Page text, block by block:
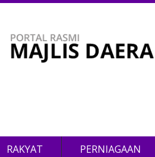
RAKYAT PERNIAGAAN